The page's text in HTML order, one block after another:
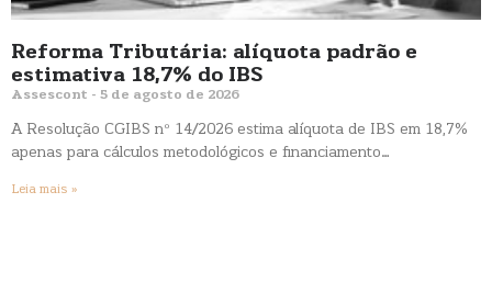
Reforma Tributária: alíquota padrão e
estimativa 18,7% do IBS
Assescont 5 de agosto de 2026
A Resolução CGIBS nº 14/2026 estima alíquota de IBS em 18,7%
apenas para cálculos metodológicos e financiamento…
Leia mais »